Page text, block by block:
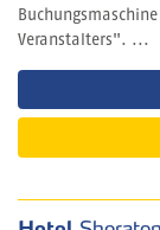
Veranstalters". ...